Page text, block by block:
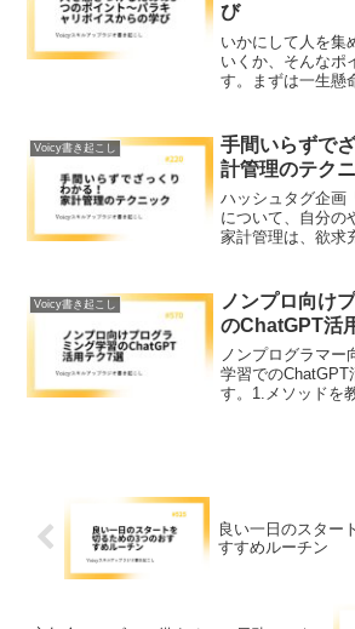
び
いかにして人を集
いくか、そんなポ
す。まずは一生懸
姿を見せるって事
と人を頼るって
事、言い換えると
をするということ
Voicy書き起こし
手間いらずで
計管理のテク
ハッシュタグ企画
について、自分の
家計管理は、欲求
創造を目的に、収
とです。タカハシ
わず、スプレッ
作って、ざっくり
しています。
Voicy書き起こし
ノンプロ向け
のChatGPT活
ノンプログラマー
学習でのChatGPT
す。1.メソッドを
の解説をしてもら
してもらう、4.1
良い一日のスター
すすめルーチン